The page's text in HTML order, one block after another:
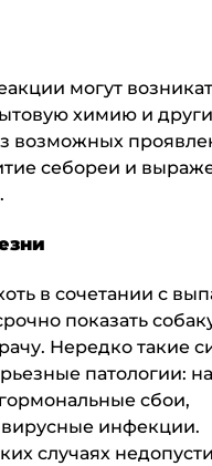
могут
химию и
возможных
себореи и
в сочетании с
показать
Нередко такие
патологии:
сбои,
инфекции.
случаях